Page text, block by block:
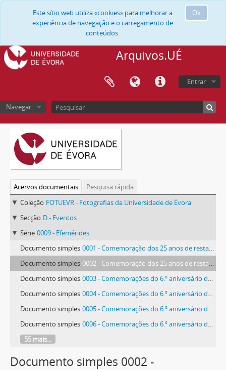
Ok
Este sítio web utiliza «cookies» para melhorar a
experiência de navegação e o carregamento de
conteúdos.
Arquivos.UÉ
Entrar
Navegar
Acervos documentais
Pesquisa rápida
Coleção FOTUEVR - Fotografias da Universidade de Évora
Secção D - Eventos
Série 0009 - Efemérides
Documento simples 0001 - Comemoração dos 25 anos de restauração do ensino universitário
Documento simples 0002 - Comemoração dos 25 anos de restauração do ensino universitário
Documento simples 0003 - Comemorações do 6.º aniversário da Universidade restaurada
Documento simples 0004 - Comemorações do 6.º aniversário da Universidade restaurada
Documento simples 0005 - Comemorações do 6.º aniversário da Universidade restaurada
Documento simples 0006 - Comemorações do 6.º aniversário da Universidade restaurada
55 mais...
Documento simples 0002 -